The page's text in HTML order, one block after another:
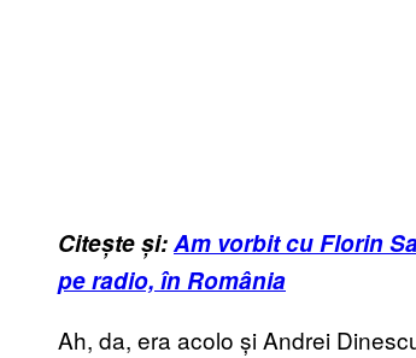
Citește și:Am vorbit cu Florin
pe radio, în România
Ah, da, era acolo și Andrei